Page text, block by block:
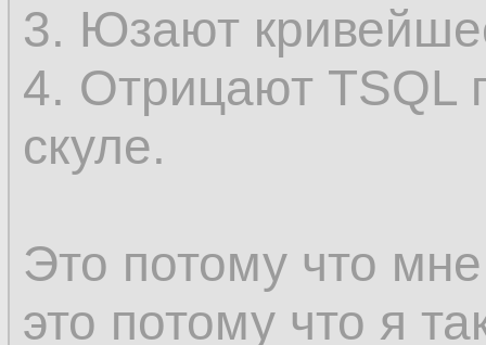
3. Юзают
4. Отрицают TSQL
скуле.
Это потому что
это потому что я